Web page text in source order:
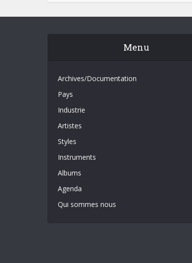
Menu
Archives/Documentation
Pays
Industrie
Artistes
Styles
Instruments
Albums
Agenda
Qui sommes nous